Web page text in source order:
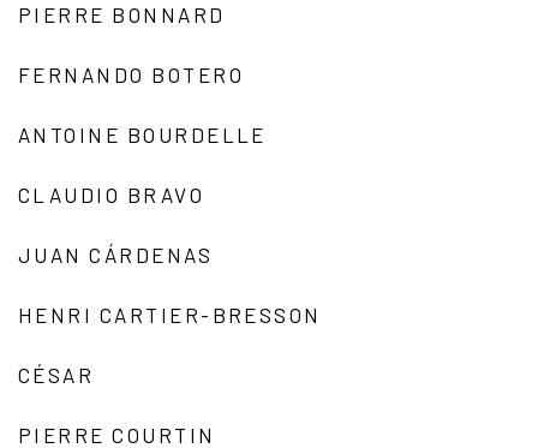
PIERRE BONNARD
FERNANDO BOTERO
ANTOINE BOURDELLE
CLAUDIO BRAVO
JUAN CÁRDENAS
HENRI CARTIER-BRESSON
CÉSAR
PIERRE COURTIN